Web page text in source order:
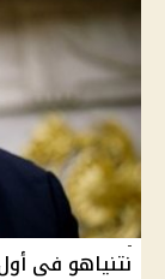
نتنياهو فى